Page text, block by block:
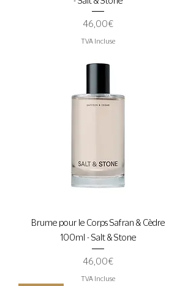
Prix
46,00 €
TVA Incluse
Brume pour le Corps Safran & Cèdre
100ml - Salt & Stone
Prix
46,00 €
TVA Incluse